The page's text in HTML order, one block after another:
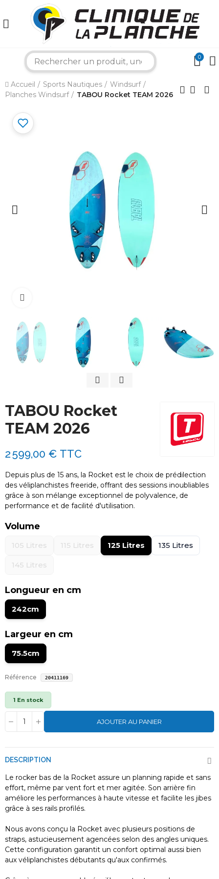
0
Accueil Sports Nautiques
Windsurf
Planches Windsurf
TABOU Rocket TEAM 2026
TABOU Rocket
TEAM 2026
2 599,00 € TTC
Depuis plus de 15 ans, la Rocket est le choix de prédilection
des véliplanchistes freeride, offrant des sessions inoubliables
grâce à son mélange exceptionnel de polyvalence, de
performance et de facilité d'utilisation.
Volume
105 Litres 115 Litres 125 Litres 135 Litres
145 Litres
Longueur en cm
242cm
Largeur en cm
75.5cm
Référence 20411169
1 En stock
AJOUTER AU PANIER
DESCRIPTION
Le rocker bas de la Rocket assure un planning rapide et sans
effort, même par vent fort et mer agitée. Son arrière fin
améliore les performances à haute vitesse et facilite les jibes
grâce à ses rails profilés.
Nous avons conçu la Rocket avec plusieurs positions de
straps, astucieusement agencées selon des angles uniques.
Cette configuration garantit un confort optimal aussi bien
aux véliplanchistes débutants qu'aux confirmés.